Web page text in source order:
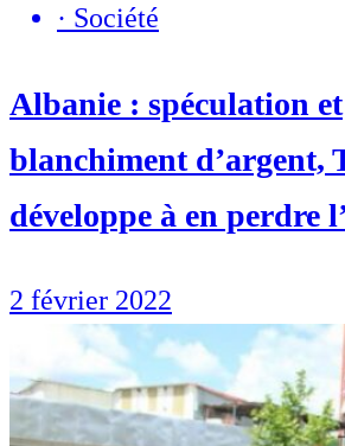
· Société
Albanie : spéculation et
blanchiment d’argent,
développe à en perdre
2 février 2022